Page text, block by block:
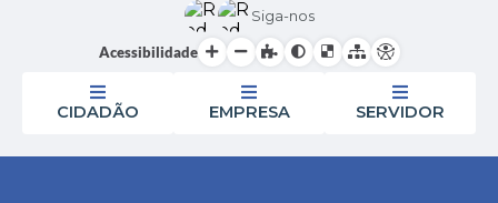
Siga-nos
Acessibilidade
CIDADÃO EMPRESA SERVIDOR